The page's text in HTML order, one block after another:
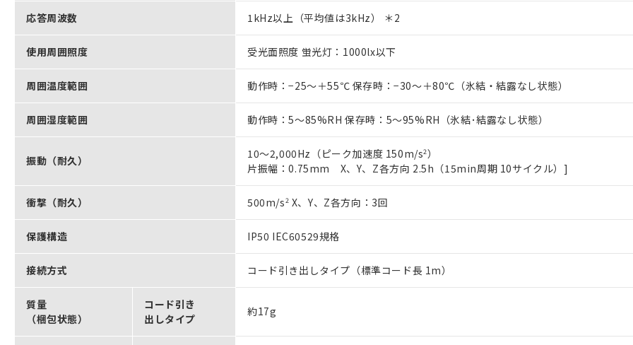
応答周波数 1kHz以上（平均値は3kHz） ＊2
使用周囲照度 受光面照度 蛍光灯：1000lx以下
周囲温度範囲 動作時：−25～＋55℃ 保存時：−30～＋80℃（氷結・結露なし状態）
周囲湿度範囲 動作時：5～85%RH 保存時：5～95%RH（氷結･結露なし状態）
振動（耐久） 10～2,000Hz（ピーク加速度 150m/s2）
片振幅：0.75mm X、Y、Z各方向 2.5h（15min周期 10サイクル）]
衝撃（耐久） 500m/s2 X、Y、Z各方向：3回
保護構造 IP50 IEC60529規格
接続方式 コード引き出しタイプ（標準コード長 1m）
質量
（梱包状態）
コード引き
出しタイプ
約17g